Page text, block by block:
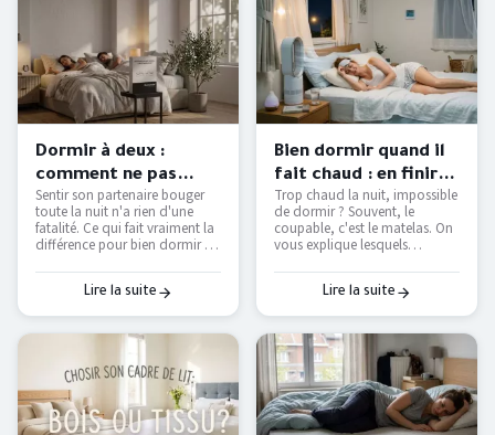
Dormir à deux :
comment ne pas
déranger son
partenaire ?
Sentir son partenaire bouger
toute la nuit n'a rien d'une
fatalité. Ce qui fait vraiment la
différence pour bien dormir à
avant d'acheter.
Lire la suite
Bien dormir quand il
fait chaud : en finir
avec les nuits moites
— Literie Bottz Liège
Trop chaud la nuit, impossible
de dormir ? Souvent, le
coupable, c'est le matelas. On
vous explique lesquels
vraiment, et comment
retrouver des nuits fraîches
sans tout remplacer.
Lire la suite